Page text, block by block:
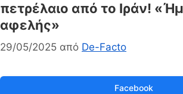
πετρέλαιο από το Ιράν!
αφελής»
29/05/2025 από De-Facto
Facebook